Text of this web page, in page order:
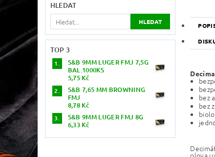
HLEDAT
TOP 3
S&B 9MM LUGER FMJ 7,5G
BAL.1000KS
5,75 Kč
S&B 7,65 MM BROWNING
FMJ
8,78 Kč
S&B 9MM LUGER FMJ 8G
6,33 Kč
bez
bez